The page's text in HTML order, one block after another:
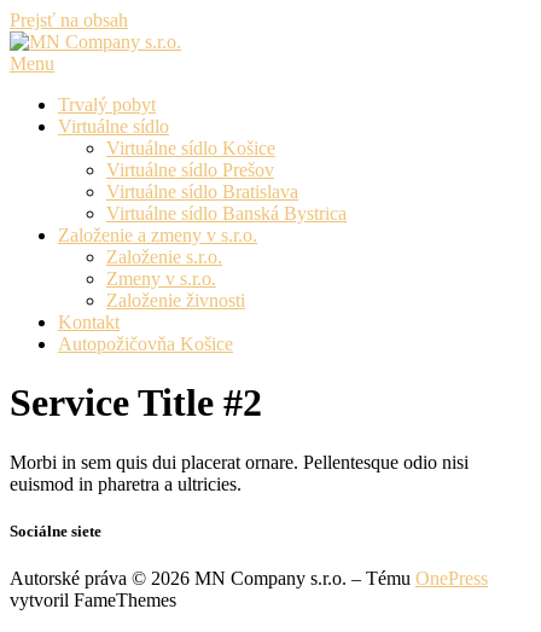
Prejsť na obsah
Menu
Trvalý pobyt
Virtuálne sídlo
Virtuálne sídlo Košice
Virtuálne sídlo Prešov
Virtuálne sídlo Bratislava
Virtuálne sídlo Banská Bystrica
Založenie a zmeny v s.r.o.
Založenie s.r.o.
Zmeny v s.r.o.
Založenie živnosti
Kontakt
Autopožičovňa Košice
Service Title #2
Morbi in sem quis dui placerat ornare. Pellentesque odio nisi
euismod in pharetra a ultricies.
Sociálne siete
Autorské práva © 2026 MN Company s.r.o. – Tému OnePress
vytvoril FameThemes